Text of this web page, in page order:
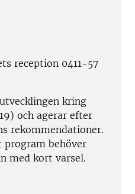
reception 0411-57
kring
och agerar efter
rekommendationer.
program behöver
med kort varsel.